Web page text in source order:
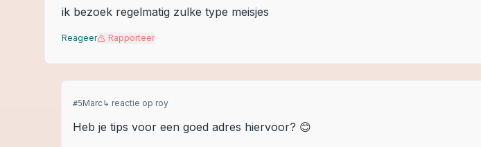
ik bezoek regelmatig zulke type meisjes
Reageer Rapporteer
#5Marc↳ reactie op roy
Heb je tips voor een goed adres hiervoor? 😊